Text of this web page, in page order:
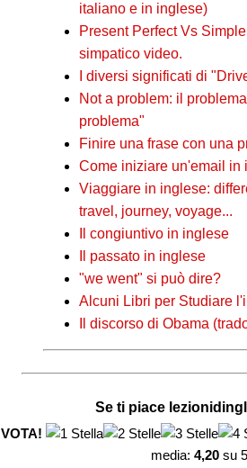
italiano e in inglese)
Present Perfect Vs
simpatico video.
I diversi significati di
Not a problem: il
problema"
Finire una frase con una
Come iniziare un'email in
Viaggiare in inglese:
travel, journey, voyage...
Il congiuntivo in inglese
Il passato in inglese
"we went" si può dire?
Alcuni Libri per Studiare
Il discorso di Obama
Se ti piace
VOTA!
media: 4,20su